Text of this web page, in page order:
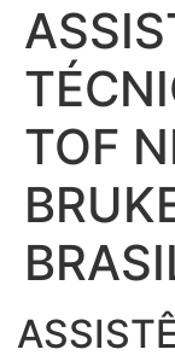
TOF